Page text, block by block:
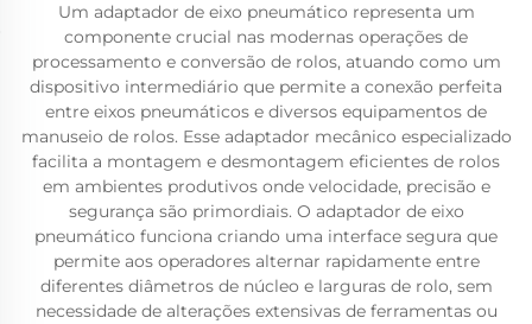
Um adaptador de eixo pneumático representa um
componente crucial nas modernas operações de
processamento e conversão de rolos, atuando como um
dispositivo intermediário que permite a conexão perfeita
entre eixos pneumáticos e diversos equipamentos de
manuseio de rolos. Esse adaptador mecânico especializado
facilita a montagem e desmontagem eficientes de rolos
em ambientes produtivos onde velocidade, precisão e
segurança são primordiais. O adaptador de eixo
pneumático funciona criando uma interface segura que
permite aos operadores alternar rapidamente entre
diferentes diâmetros de núcleo e larguras de rolo, sem
necessidade de alterações extensivas de ferramentas ou